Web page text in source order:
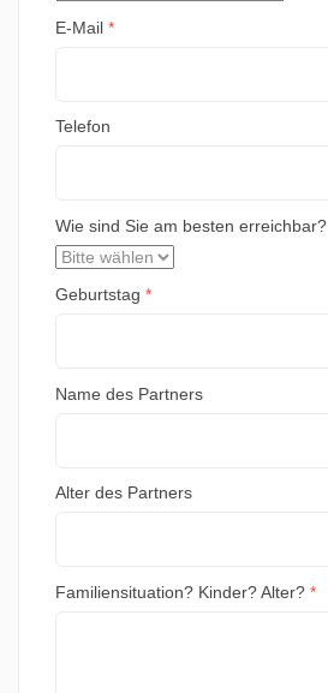
E-Mail *
Telefon
Wie sind Sie am besten erreichbar?
Geburtstag *
Name des Partners
Alter des Partners
Familiensituation? Kinder? Alter? *